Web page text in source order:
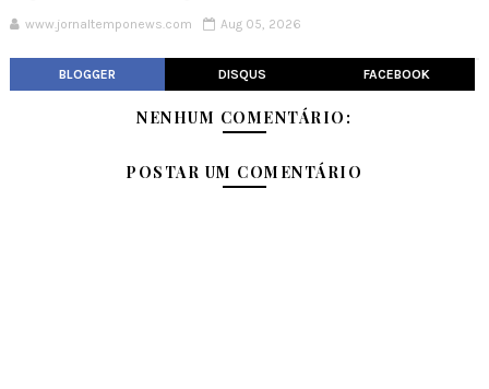
www.jornaltemponews.com Aug 05, 2026
BLOGGER DISQUS FACEBOOK
NENHUM COMENTÁRIO:
POSTAR UM COMENTÁRIO